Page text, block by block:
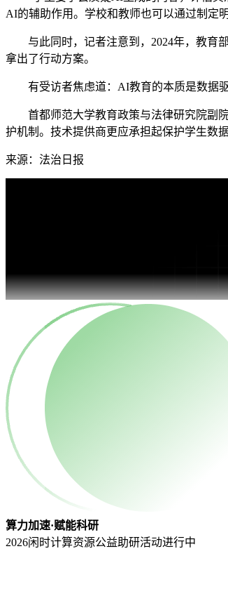
AI的辅助作用。学校和教师也可以通过制定
与此同时，记者注意到，2024年，教育部
拿出了行动方案。
有受访者焦虑道：AI教育的本质是数据驱
首都师范大学教育政策与法律研究院副院
护机制。技术提供商更应承担起保护学生数
来源：法治日报
算力加速·赋能科研
2026闲时计算资源公益助研活动进行中